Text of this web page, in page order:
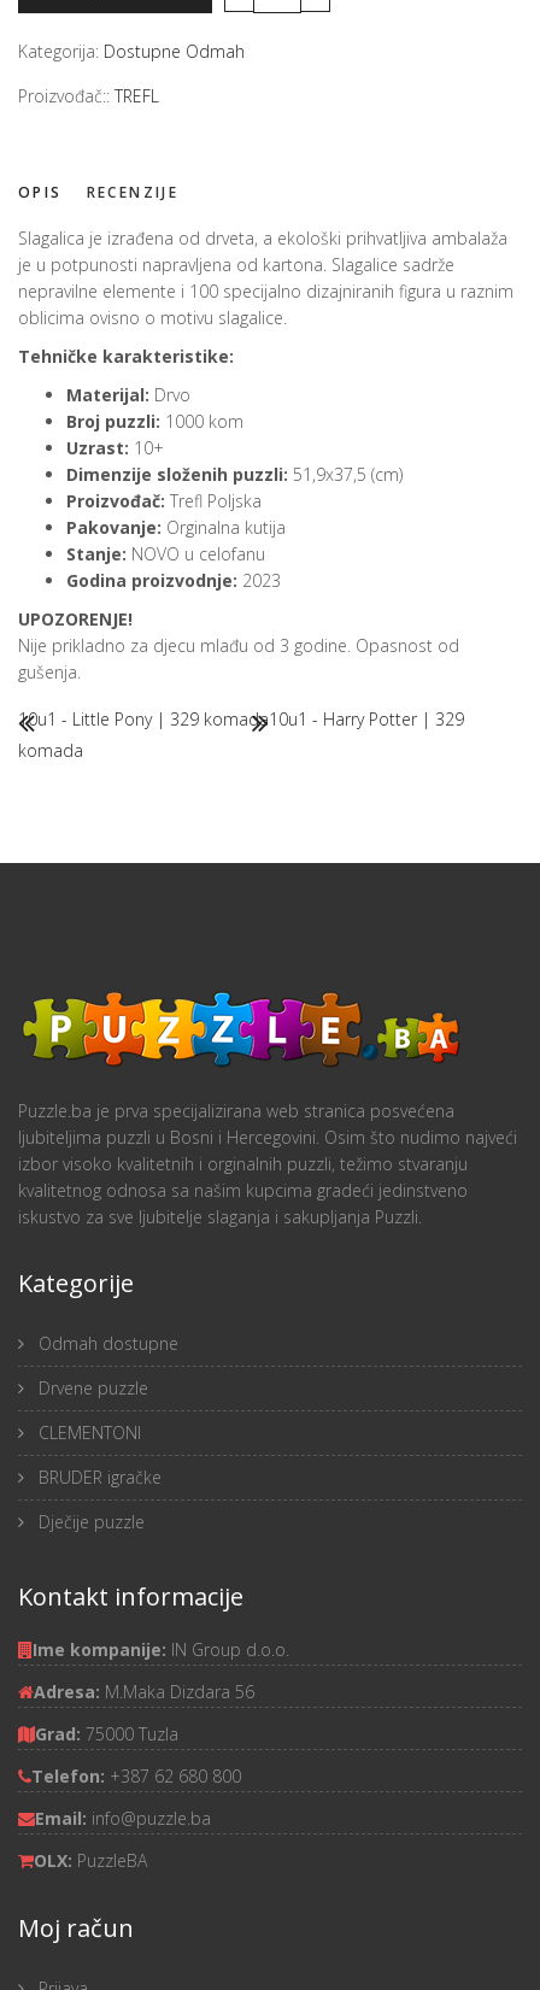
Kategorija: Dostupne Odmah
Proizvođač:: TREFL
OPIS RECENZIJE
Slagalica je izrađena od drveta, a ekološki prihvatljiva ambalaža
je u potpunosti napravljena od kartona. Slagalice sadrže
nepravilne elemente i 100 specijalno dizajniranih figura u raznim
oblicima ovisno o motivu slagalice.
Tehničke karakteristike:
Materijal: Drvo
Broj puzzli: 1000 kom
Uzrast: 10+
Dimenzije složenih puzzli: 51,9x37,5 (cm)
Proizvođač: Trefl Poljska
Pakovanje: Orginalna kutija
Stanje: NOVO u celofanu
Godina proizvodnje: 2023
UPOZORENJE!
Nije prikladno za djecu mlađu od 3 godine. Opasnost od
gušenja.
10u1 - Little Pony | 329 komada10u1 - Harry Potter | 329
komada
Puzzle.ba je prva specijalizirana web stranica posvećena
ljubiteljima puzzli u Bosni i Hercegovini. Osim što nudimo najveći
izbor visoko kvalitetnih i orginalnih puzzli, težimo stvaranju
kvalitetnog odnosa sa našim kupcima gradeći jedinstveno
iskustvo za sve ljubitelje slaganja i sakupljanja Puzzli.
Kategorije
Odmah dostupne
Drvene puzzle
CLEMENTONI
BRUDER igračke
Dječije puzzle
Kontakt informacije
Ime kompanije: IN Group d.o.o.
Adresa: M.Maka Dizdara 56
Grad: 75000 Tuzla
Telefon: +387 62 680 800
Email: info@puzzle.ba
OLX: PuzzleBA
Moj račun